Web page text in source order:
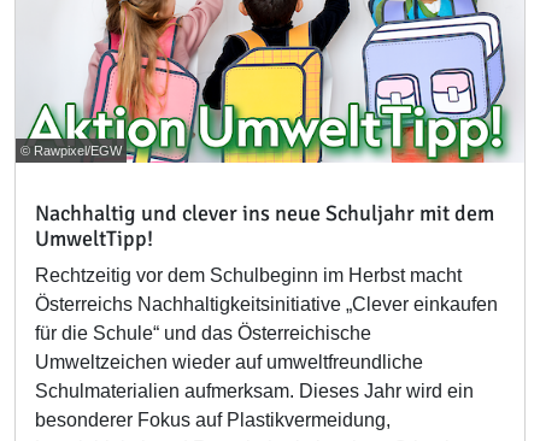
© Rawpixel/EGW
Nachhaltig und clever ins neue Schuljahr mit dem
UmweltTipp!
Rechtzeitig vor dem Schulbeginn im Herbst macht
Österreichs Nachhaltigkeitsinitiative „Clever einkaufen
für die Schule“ und das Österreichische
Umweltzeichen wieder auf umweltfreundliche
Schulmaterialien aufmerksam. Dieses Jahr wird ein
besonderer Fokus auf Plastikvermeidung,